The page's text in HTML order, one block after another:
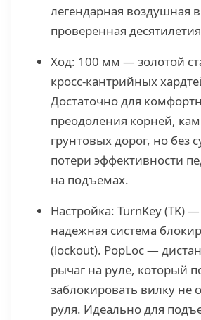
легендарная воздушная
проверенная
Ход: 100 мм — золотой
кросс-кантрийных
Достаточно для
преодоления корней,
грунтовых дорог, но без
потери эффективности
на подъемах.
Настройка: TurnKey (TK) —
надежная система
(lockout). PopLoc —
рычаг на руле, который
заблокировать вилку не
руля. Идеально для